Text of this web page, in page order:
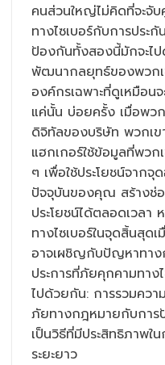
คนส่วนใหญ่ไม่คิดที่จะจั
ทางไซเบอร์กับการปร
ป้องกันทั้งสองนี้มักจะไ
พัฒนากลยุทธ์ของพวกเ
องค์กรเฉพาะที่ดูเหมือน
แค่นั้น บ่อยครั้ง เมื่อพวก
ดิจิทัลของบริษัท พวกเข
แฮกเกอร์ใช้ข้อมูลที่พวก
ๆ เพื่อใช้ประโยชน์จาก
ปัจจุบันของคุณ สร้างช่อ
ประโยชน์ได้ตลอดเวล
ทางไซเบอร์ในจุดสิ้นสุด
อาจเผชิญกับปัญหาทา
ประการที่ภัยคุกคามทา
ไปด้วยกัน: การรวมคว
ภัยทางกฎหมายกับการ
เป็นวิธีที่มีประสิทธิภาพใ
ระยะยาว